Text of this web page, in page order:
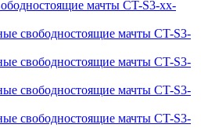
мачты CT-S3-xx-
свободностоящие мачты CT-S3-
свободностоящие мачты CT-S3-
свободностоящие мачты CT-S3-
свободностоящие мачты CT-S3-